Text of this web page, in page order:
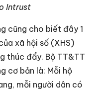
Intrust
cũng cho biết đây 1
xã hội số (XHS)
thúc đẩy. Bộ TT&TT
cơ bản là: Mỗi hộ
mỗi người dân có